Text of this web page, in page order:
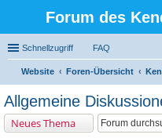
Forum des
Schnellzugriff FAQ
Website Foren-Übersicht
Allgemeine
Neues Thema